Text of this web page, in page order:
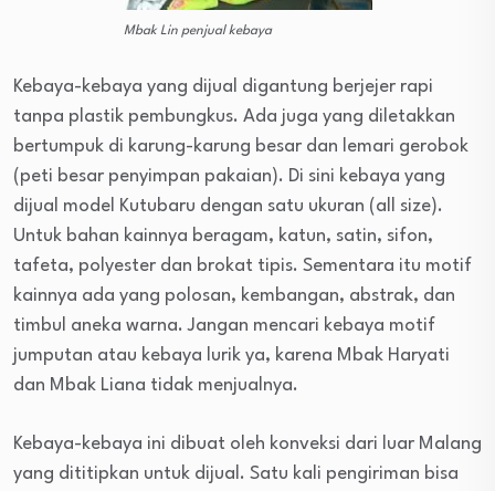
Mbak Lin penjual kebaya
Kebaya-kebaya yang dijual digantung berjejer rapi
tanpa plastik pembungkus. Ada juga yang diletakkan
bertumpuk di karung-karung besar dan lemari gerobok
(peti besar penyimpan pakaian). Di sini kebaya yang
dijual model Kutubaru dengan satu ukuran (all size).
Untuk bahan kainnya beragam, katun, satin, sifon,
tafeta, polyester dan brokat tipis. Sementara itu motif
kainnya ada yang polosan, kembangan, abstrak, dan
timbul aneka warna. Jangan mencari kebaya motif
jumputan atau kebaya lurik ya, karena Mbak Haryati
dan Mbak Liana tidak menjualnya.
Kebaya-kebaya ini dibuat oleh konveksi dari luar Malang
yang dititipkan untuk dijual. Satu kali pengiriman bisa